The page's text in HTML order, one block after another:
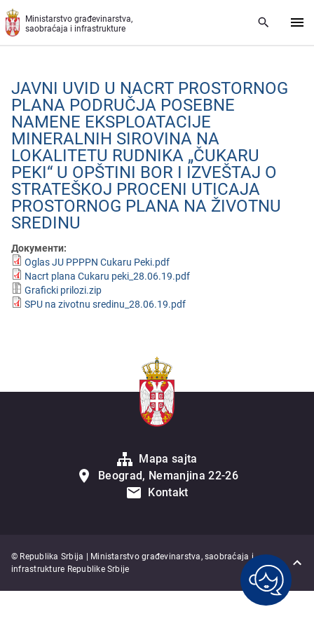
Preskoči na glavni deo sadržaja
Ministarstvo građevinarstva,
saobraćaja i infrastrukture
JAVNI UVID U NACRT PROSTORNOG
PLANA PODRUČJA POSEBNE
NAMENE EKSPLOATACIJE
MINERALNIH SIROVINA NA
LOKALITETU RUDNIKA „ČUKARU
PEKI“ U OPŠTINI BOR I IZVEŠTAJ O
STRATEŠKOJ PROCENI UTICAJA
PROSTORNOG PLANA NA ŽIVOTNU
SREDINU
Документи:
Oglas JU PPPPN Cukaru Peki.pdf
Nacrt plana Cukaru peki_28.06.19.pdf
Graficki prilozi.zip
SPU na zivotnu sredinu_28.06.19.pdf
Mapa sajta
Beograd, Nemanjina 22-26
Kontakt
© Republika Srbija | Ministarstvo građevinarstva, saobraćaja i
infrastrukture Republike Srbije